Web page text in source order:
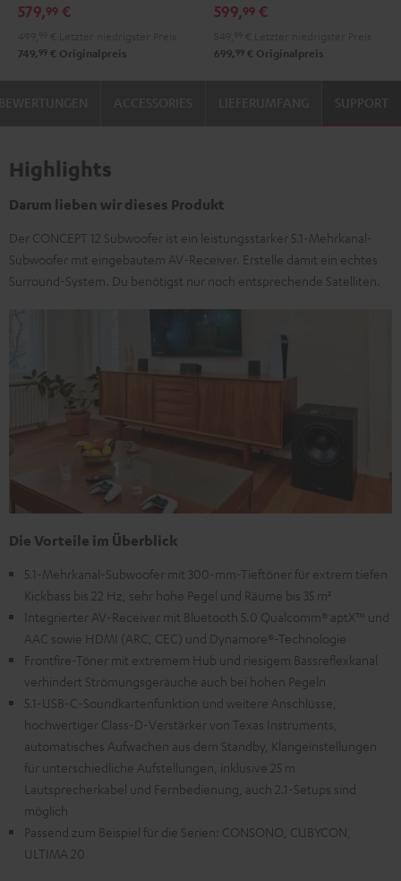
Edition
Set"
579,99 €
749, 99 € Originalpreis
"2.1-
Schwarz
"2.1-
Weiß
599,99 €
699, 99 € Originalpreis
SUPPORT
Highlights
Darum lieben wir dieses Produkt
Der CONCEPT 12 Subwoofer ist ein leistungsstarker 5.1-Mehrkanal-
Subwoofer mit eingebautem AV-Receiver. Erstelle damit ein echtes
Surround-System. Du benötigst nur noch entsprechende Satelliten.
Die Vorteile im Überblick
5.1-Mehrkanal-Subwoofer mit 300-mm-Tieftöner für extrem tiefen
Kickbass bis 22 Hz, sehr hohe Pegel und Räume bis 35 m²
Integrierter AV-Receiver mit Bluetooth 5.0 Qualcomm® aptX™ und
AAC sowie HDMI (ARC, CEC) und Dynamore®-Technologie
Frontfire-Töner mit extremem Hub und riesigem Bassreflexkanal
verhindert Strömungsgeräuche auch bei hohen Pegeln
5.1-USB-C-Soundkartenfunktion und weitere Anschlüsse,
hochwertiger Class-D-Verstärker von Texas Instruments,
automatisches Aufwachen aus dem Standby, Klangeinstellungen
für unterschiedliche Aufstellungen, inklusive 25 m
Lautsprecherkabel und Fernbedienung, auch 2.1-Setups sind
möglich
Passend zum Beispiel für die Serien: CONSONO, CUBYCON,
ULTIMA 20